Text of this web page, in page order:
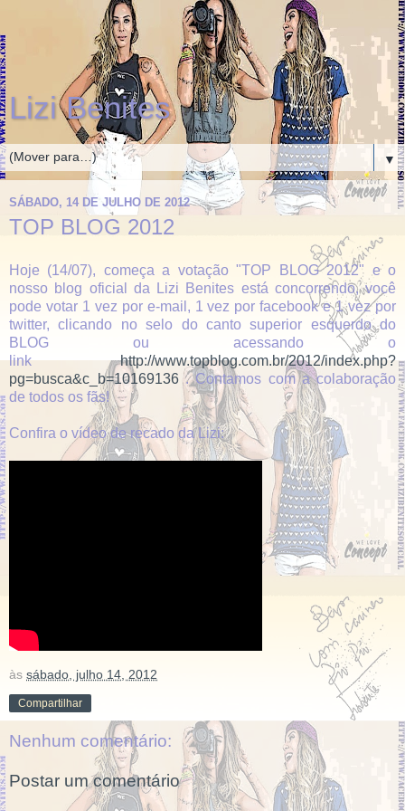
Lizi Benites
▼
SÁBADO, 14 DE JULHO DE 2012
TOP BLOG 2012
Hoje (14/07), começa a votação "TOP BLOG 2012" e o
nosso blog oficial da Lizi Benites está concorrendo, você
pode votar 1 vez por e-mail, 1 vez por facebook e 1 vez por
twitter, clicando no selo do canto superior esquerdo do
BLOG ou acessando o
linkhttp://www.topblog.com.br/2012/index.php?
pg=busca&c_b=10169136 . Contamos com a colaboração
de todos os fãs!
Confira o vídeo de recado da Lizi:
às sábado, julho 14, 2012
Compartilhar
Nenhum comentário:
Postar um comentário